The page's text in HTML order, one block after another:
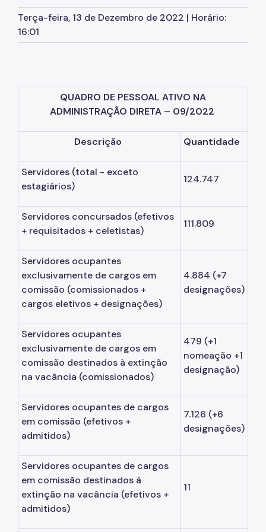
SPusa
Boletim de Ofertas da Administração
Portal do Servidor
Concursos Públicos
Programa Ressignificando o Trabalho
Pontos de Afeto
Carreiras
Assessoria de Relações de Trabalho
Arquivo Público
Sistema de Arquivos
Diário Oficial da Cidade
Portal de Processos
Parcerias com o Terceiro Setor
Cadastro Único das Entidades
Qualificação de OS
Perguntas Frequentes
Saúde do Servidor
Programas de Metas
Terça-feira, 13 de Dezembro de 2022 | Horário:
16:01
QUADRO DE PESSOAL ATIVO NA
ADMINISTRAÇÃO DIRETA – 09/2022
Descrição Quantidade
Servidores (total - exceto
estagiários)
124.747
Servidores concursados (efetivos
+ requisitados + celetistas)
111.809
Servidores ocupantes
exclusivamente de cargos em
comissão (comissionados +
cargos eletivos + designações)
4.884 (+7
designações)
Servidores ocupantes
exclusivamente de cargos em
comissão destinados à extinção
na vacância (comissionados)
479 (+1
nomeação +1
designação)
Servidores ocupantes de cargos
em comissão (efetivos +
admitidos)
7.126 (+6
designações)
Servidores ocupantes de cargos
em comissão destinados à
extinção na vacância (efetivos +
admitidos)
11